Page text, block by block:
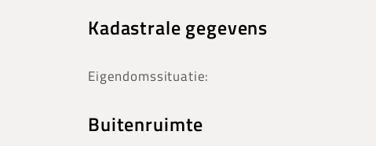
Kadastrale gegevens
Eigendomssituatie:
Buitenruimte